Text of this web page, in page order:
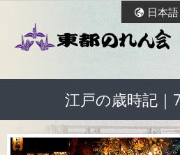
日本語
江戸の歳時記｜